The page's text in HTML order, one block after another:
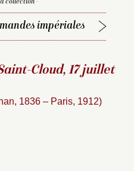
collection -
impériales
Cloud, 17 juillet
1836 – Paris, 1912)